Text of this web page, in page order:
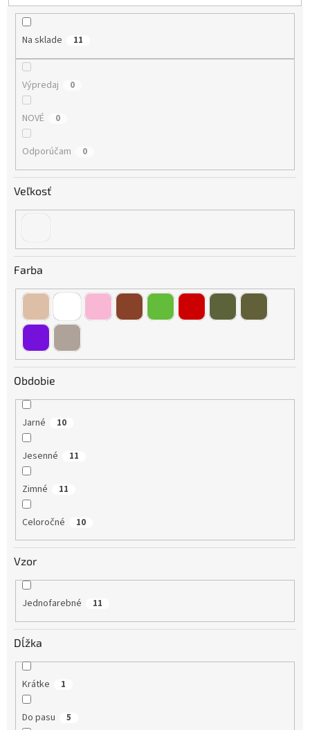
k
Na sklade 11
Výpredaj 0
NOVÉ 0
Odporúčam 0
Veľkosť
Farba
Obdobie
Jarné 10
Jesenné 11
Zimné 11
Celoročné 10
Vzor
Jednofarebné 11
Dĺžka
Krátke 1
Do pasu 5